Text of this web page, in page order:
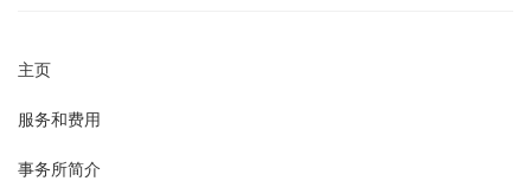
主页
服务和费用
事务所简介